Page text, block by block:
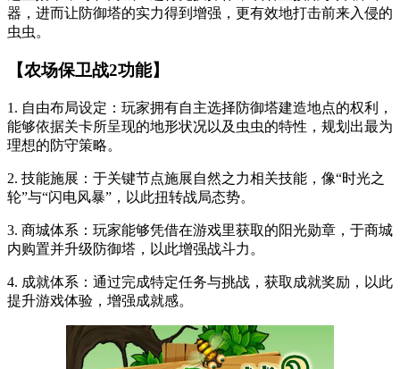
器，进而让防御塔的实力得到增强，更有效地打击前来入侵的
虫虫。
【农场保卫战2功能】
1. 自由布局设定：玩家拥有自主选择防御塔建造地点的权利，
能够依据关卡所呈现的地形状况以及虫虫的特性，规划出最为
理想的防守策略。
2. 技能施展：于关键节点施展自然之力相关技能，像“时光之
轮”与“闪电风暴”，以此扭转战局态势。
3. 商城体系：玩家能够凭借在游戏里获取的阳光勋章，于商城
内购置并升级防御塔，以此增强战斗力。
4. 成就体系：通过完成特定任务与挑战，获取成就奖励，以此
提升游戏体验，增强成就感。